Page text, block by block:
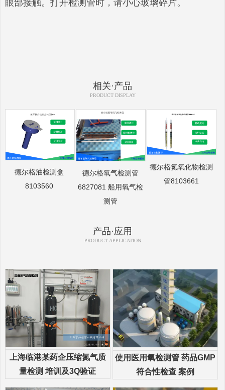
眼部接触。打开检测管时，请小心玻璃碎片。
相关·产品
PRODUCT DISPLAY
德尔格油检测盒
8103560
德尔格氧气检测管
6827081 船用氧气检
测管
德尔格氮氧化物检测
管8103661
产品·应用
PRODUCT APPLICATION
上海临港某药企压缩氮气质
量检测 培训及3Q验证
使用医用氧检测管 药品GMP
符合性检查 案例